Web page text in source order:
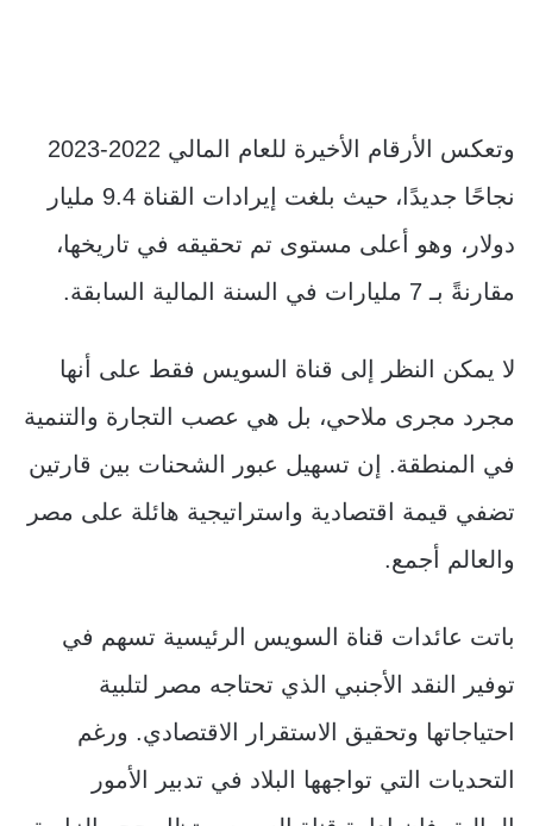
وتعكس الأرقام الأخيرة للعام المالي 2022-2023
نجاحًا جديدًا، حيث بلغت إيرادات القناة 9.4 مليار
دولار، وهو أعلى مستوى تم تحقيقه في تاريخها،
مقارنةً بـ 7 مليارات في السنة المالية السابقة.
لا يمكن النظر إلى قناة السويس فقط على أنها
مجرد مجرى ملاحي، بل هي عصب التجارة والتنمية
في المنطقة. إن تسهيل عبور الشحنات بين قارتين
تضفي قيمة اقتصادية واستراتيجية هائلة على مصر
والعالم أجمع.
باتت عائدات قناة السويس الرئيسية تسهم في
توفير النقد الأجنبي الذي تحتاجه مصر لتلبية
احتياجاتها وتحقيق الاستقرار الاقتصادي. ورغم
التحديات التي تواجهها البلاد في تدبير الأمور